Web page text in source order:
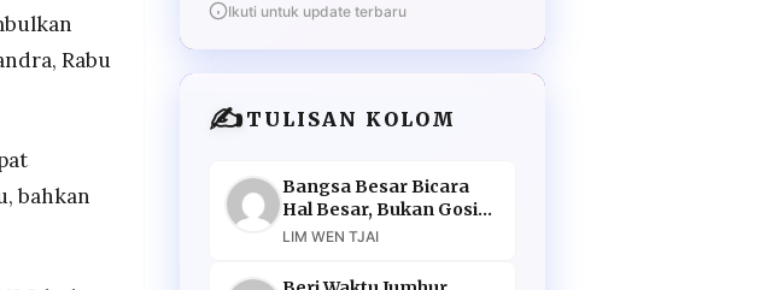
Rabu
bahkan
Ikuti untuk update terbaru
✍️TULISAN KOLOM
Bangsa Besar Bicara
Hal Besar, Bukan Gosip
Murahan
LIM WEN TJAI